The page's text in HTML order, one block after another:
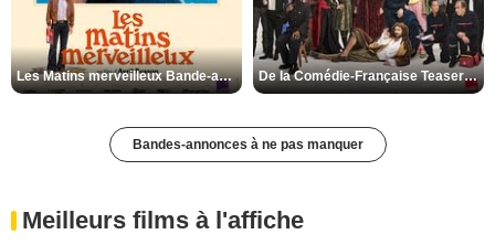
Les Matins merveilleux Bande-annonce VF De la Comédie-Française Teaser VF
Bandes-annonces à ne pas manquer
Meilleurs films à l'affiche